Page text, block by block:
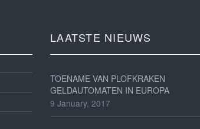
LAATSTE NIEUWS
TOENAME VAN PLOFKRAKEN
GELDAUTOMATEN IN EUROPA
9 January, 2017